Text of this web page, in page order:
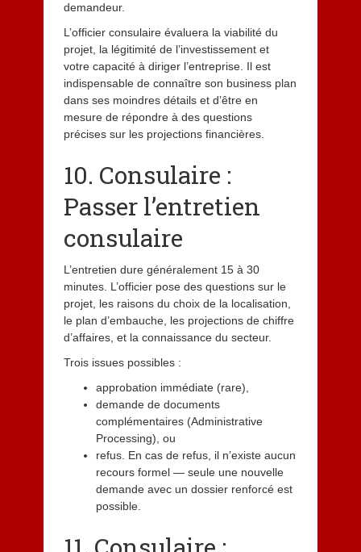
demandeur.
L’officier consulaire évaluera la viabilité du
projet, la légitimité de l’investissement et
votre capacité à diriger l’entreprise. Il est
indispensable de connaître son business plan
dans ses moindres détails et d’être en
mesure de répondre à des questions
précises sur les projections financières.
10. Consulaire :
Passer l’entretien
consulaire
L’entretien dure généralement 15 à 30
minutes. L’officier pose des questions sur le
projet, les raisons du choix de la localisation,
le plan d’embauche, les projections de chiffre
d’affaires, et la connaissance du secteur.
Trois issues possibles :
approbation immédiate (rare),
demande de documents
complémentaires (Administrative
Processing), ou
refus. En cas de refus, il n’existe aucun
recours formel — seule une nouvelle
demande avec un dossier renforcé est
possible.